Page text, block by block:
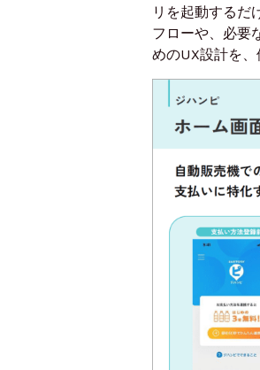
リを起動するだ
フローや、必要
めのUX設計を、